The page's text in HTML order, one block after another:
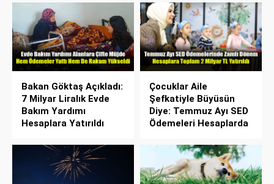
Bakan Göktaş Açıkladı:
7 Milyar Liralık Evde
Bakım Yardımı
Hesaplara Yatırıldı
Çocuklar Aile
Şefkatiyle Büyüsün
Diye: Temmuz Ayı SED
Ödemeleri Hesaplarda